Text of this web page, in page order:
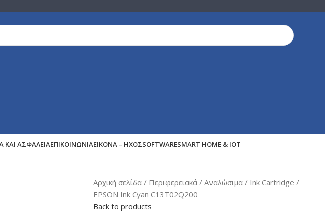
ΚΑΙ ΑΣΦΆΛΕΙΑΕΠΙΚΟΙΝΩΝΊΑΕΙΚΌΝΑ – ΉΧΟΣSOFTWARESMART HOME & IOT
Αρχική σελίδα Περιφερειακά Αναλώσιμα Ink Cartridge
EPSON Ink Cyan C13T02Q200
Back to products